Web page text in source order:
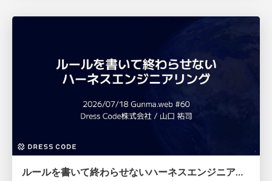
ルールを書いて終わらせないハーネスエンジニアリング